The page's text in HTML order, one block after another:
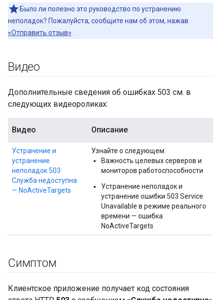
Было ли полезно это руководство по устранению
неполадок? Пожалуйста, сообщите нам об этом, нажав
«Отправить отзыв»
Видео
Дополнительные сведения об ошибках 503 см. в
следующих видеороликах:
Видео Описание
Устранение и
устранение
неполадок 503
Служба недоступна
— NoActiveTargets
Узнайте о следующем:
Важность целевых серверов и
мониторов работоспособности
Устранение неполадок и
устранение ошибки 503 Service
Unavailable в режиме реального
времени — ошибка
NoActiveTargets
Симптом
Клиентское приложение получает код состояния